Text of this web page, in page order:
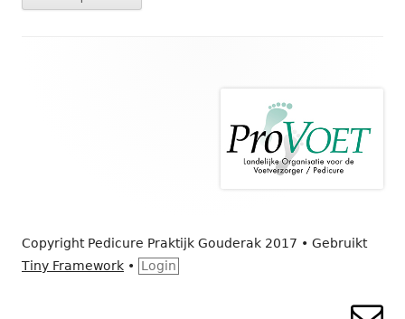
Copyright Pedicure Praktijk Gouderak 2017 • Gebruikt
Tiny Framework • Login
E-